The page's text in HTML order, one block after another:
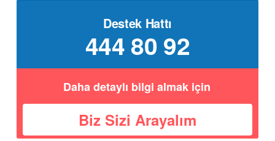
Destek Hattı
444 80 92
Daha detaylı bilgi almak için
Biz Sizi Arayalım